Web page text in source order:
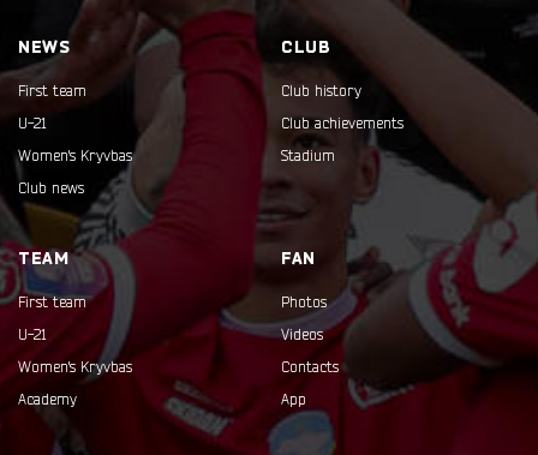
NEWS
First team
U-21
Women's Kryvbas
Club news
CLUB
Club history
Club achievements
Stadium
TEAM
First team
U-21
Women's Kryvbas
Academy
FAN
Photos
Videos
Contacts
App